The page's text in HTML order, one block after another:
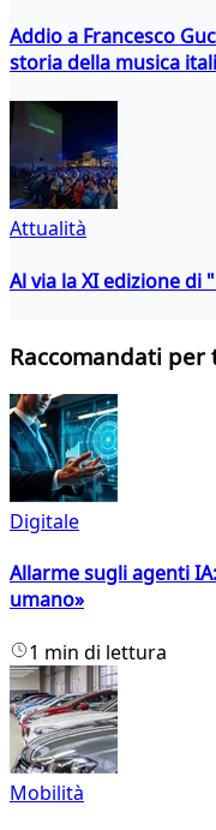
Addio a Francesco
storia della musica
Attualità
Al via la XI edizione di
Raccomandati per
Digitale
Allarme sugli agenti
umano»
1 min di lettura
Mobilità